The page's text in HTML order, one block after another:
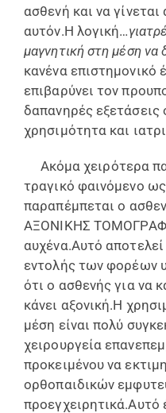
ασθενή και να
αυτόν.Η λογική…
μαγνητική στη μέση να
κανένα επιστημονικό
επιβαρύνει τον
δαπανηρές εξετάσεις
χρησιμότητα και
Ακόμα χειρότερα
τραγικό φαινόμενο
παραπέμπεται ο
ΑΞΟΝΙΚΗΣ
αυχένα.Αυτό
εντολής των φορέων
ότι ο ασθενής για να
κάνει αξονική.Η
μέση είναι πολύ
χειρουργεία
προκειμένου να
ορθοπαιδικών